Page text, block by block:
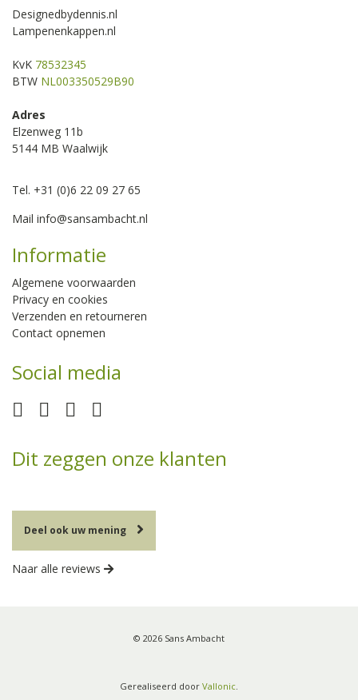
Designedbydennis.nl
Lampenenkappen.nl
KvK 78532345
BTW NL003350529B90
Adres
Elzenweg 11b
5144 MB Waalwijk
Tel. +31 (0)6 22 09 27 65
Mail info@sansambacht.nl
Informatie
Algemene voorwaarden
Privacy en cookies
Verzenden en retourneren
Contact opnemen
Social media
Dit zeggen onze klanten
Deel ook uw mening
Naar alle reviews
© 2026 Sans Ambacht
Gerealiseerd door Vallonic